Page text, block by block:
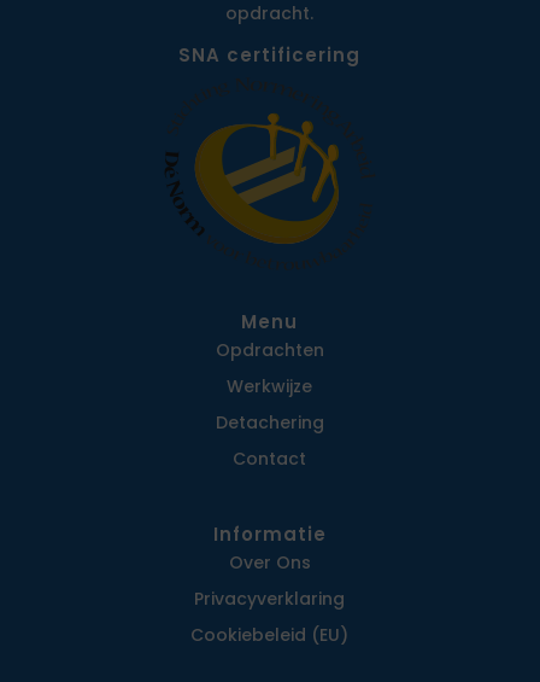
opdracht.
SNA certificering
Menu
Opdrachten
Werkwijze
Detachering
Contact
Informatie
Over Ons
Privacy­verklaring
Cookiebeleid (EU)